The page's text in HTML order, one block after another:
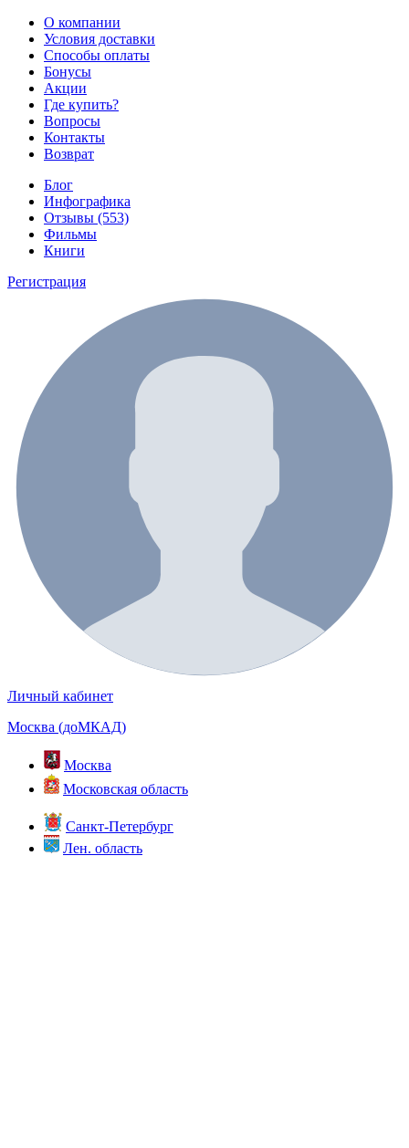
О компании
Условия доставки
Способы оплаты
Бонусы
Акции
Где купить?
Вопросы
Контакты
Возврат
Блог
Инфографика
Отзывы (553)
Фильмы
Книги
Регистрация
Личный кабинет
Москва (доМКАД)
Москва
Московская область
Санкт-Петербург
Лен. область